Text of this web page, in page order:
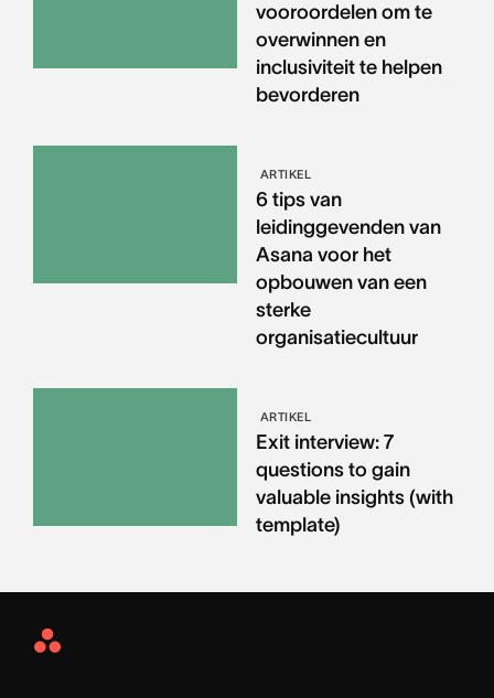
vooroordelen om te
overwinnen en
inclusiviteit te helpen
bevorderen
ARTIKEL
6 tips van
leidinggevenden van
Asana voor het
opbouwen van een
sterke
organisatiecultuur
ARTIKEL
Exit interview: 7
questions to gain
valuable insights (with
template)
Asana